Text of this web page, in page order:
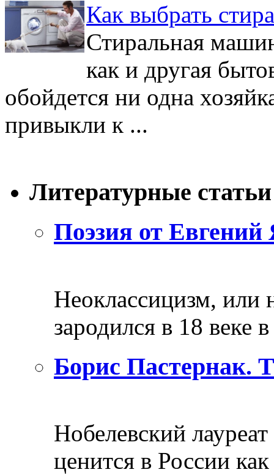
Как выбрать
Стиральная
как и другая
обойдется ни одна
привыкли к ...
Литературные статьи
Поэзия от Евгений
Неоклассицизм, или
зародился в 18 веке
Борис Пастернак.
Нобелевский
ценится в России